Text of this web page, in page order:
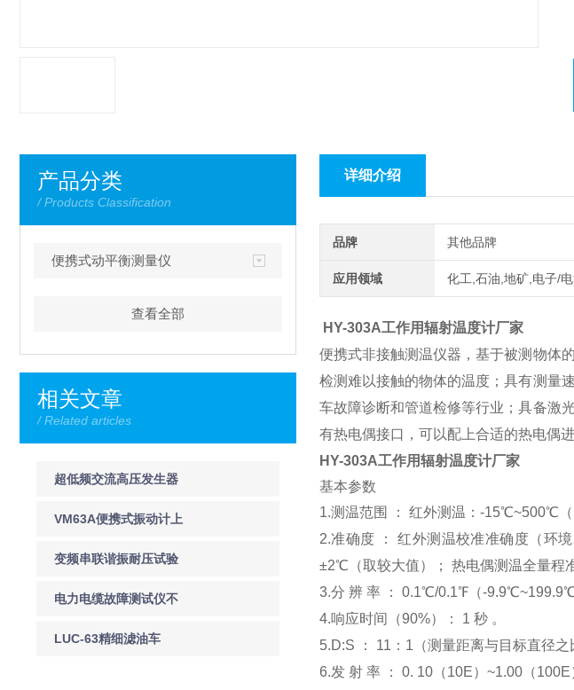
产品分类
/ Products Classification
便携式动平衡测量仪
查看全部
相关文章
/ Related articles
超低频交流高压发生器
技术参数与产品特点
VM63A便携式振动计上
海徐吉电气
变频串联谐振耐压试验
装置工作原理与其表现
电力电缆故障测试仪不
同性质故障点的定点
LUC-63精细滤油车
详细介绍
品牌 其他品牌
应用领域 化工,石油,地矿,电子/
HY-303A工作用辐射温度计厂家
便携式非接触测温仪器，基于被测物体
检测难以接触的物体的温度；具有测量
车故障诊断和管道检修等行业；具备激
有热电偶接口，可以配上合适的热电偶进
HY-303A工作用辐射温度计厂家
基本参数
1.测温范围 ： 红外测温：-15℃~500℃
2.准确度 ： 红外测温校准准确度（
±2℃（取较大值）； 热电偶测温全量
3.分 辨 率 ： 0.1℃/0.1℉（-
4.响应时间（90%）： 1 秒 。
5.D:S ： 11：1（测量距离与目标直径之
6.发 射 率 ： 0. 10（10E）~1.00（100E